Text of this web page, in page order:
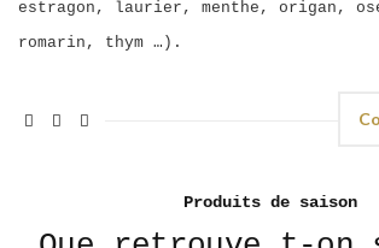
estragon, laurier, menthe, origan,
romarin, thym …).
Produits de saison